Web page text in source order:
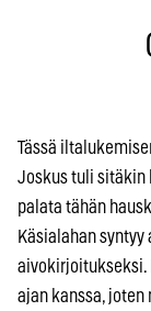
Tässä
Joskus tuli sitäkin
palata tähän
Käsialahan
aivokirjoitukseksi.
ajan kanssa,